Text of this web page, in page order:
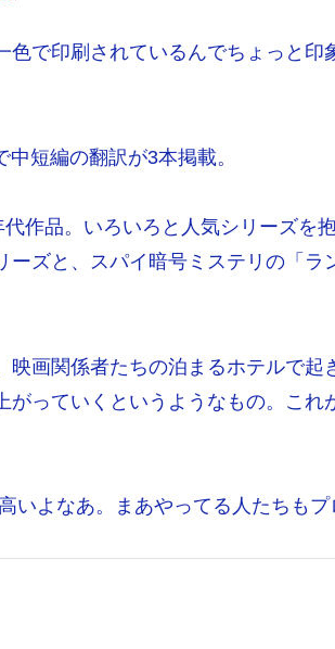
で印刷されているんでちょっと印
短編の翻訳が3本掲載。
作品。いろいろと人気シリーズを
ズと、スパイ暗号ミステリの「ラ
映画関係者たちの泊まるホテルで起
っていくというようなもの。これ
いよなあ。まあやってる人たちもプ